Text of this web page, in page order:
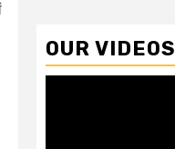
OUR VIDEOS